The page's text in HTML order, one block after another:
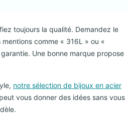
toujours la qualité. Demandez le
comme « 316L » ou «
Une bonne marque propose
notre sélection de bijoux en acier
peut vous donner des idées sans vous